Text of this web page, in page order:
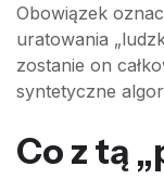
Obowiązek
uratowania
zostanie on
syntetyczne
Co z tą